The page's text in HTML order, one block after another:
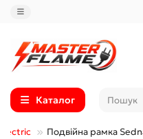
Каталог
Подвійна рамка